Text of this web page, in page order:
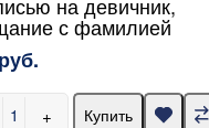
с фамилией
+
Купить